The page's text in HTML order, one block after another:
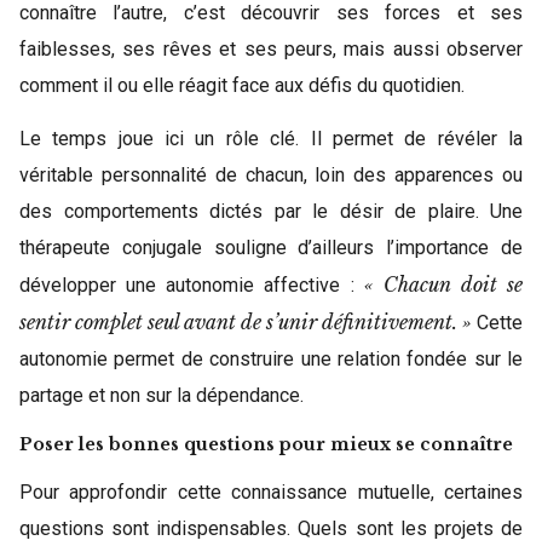
connaître l’autre, c’est découvrir ses forces et ses
faiblesses, ses rêves et ses peurs, mais aussi observer
comment il ou elle réagit face aux défis du quotidien.
Le temps joue ici un rôle clé. Il permet de révéler la
véritable personnalité de chacun, loin des apparences ou
des comportements dictés par le désir de plaire. Une
thérapeute conjugale souligne d’ailleurs l’importance de
développer une autonomie affective : « Chacun doit se
sentir complet seul avant de s’unir définitivement. » Cette
autonomie permet de construire une relation fondée sur le
partage et non sur la dépendance.
Poser les bonnes questions pour mieux se connaître
Pour approfondir cette connaissance mutuelle, certaines
questions sont indispensables. Quels sont les projets de